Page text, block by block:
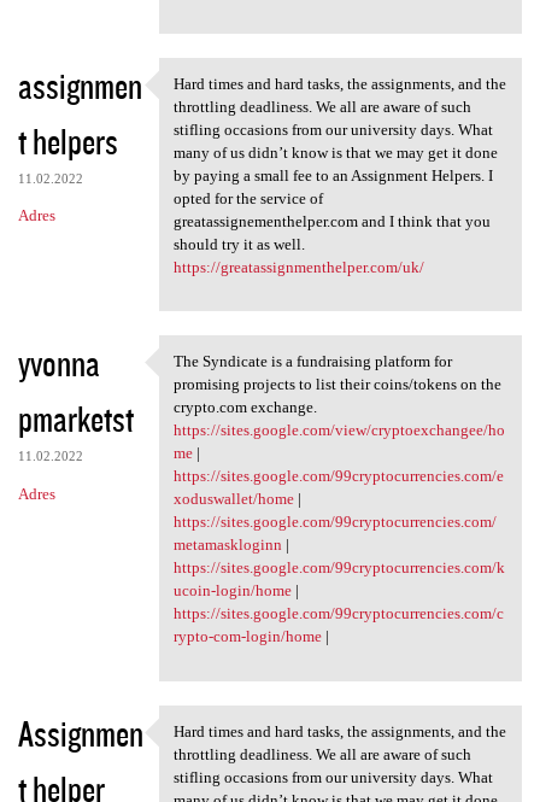
assignmen
t helpers
11.02.2022
Adres
Hard times and hard tasks,
Hard times and hard tasks, the assignments, and the
throttling deadliness. We all are aware of such
stifling occasions from our university days. What
many of us didn’t know is that we may get it done
by paying a small fee to an Assignment Helpers. I
opted for the service of
greatassignementhelper.com and I think that you
should try it as well.
https://greatassignmenthelper.com/uk/
yvonna
pmarketst
11.02.2022
Adres
The Syndicate is a
The Syndicate is a fundraising platform for
promising projects to list their coins/tokens on the
crypto.com exchange.
https://sites.google.com/view/cryptoexchangee/ho
me|
https://sites.google.com/99cryptocurrencies.com/e
xoduswallet/home|
https://sites.google.com/99cryptocurrencies.com/
metamaskloginn |
https://sites.google.com/99cryptocurrencies.com/k
ucoin-login/home|
https://sites.google.com/99cryptocurrencies.com/c
rypto-com-login/home|
Assignmen
t helper
Hard times and hard tasks,
Hard times and hard tasks, the assignments, and the
throttling deadliness. We all are aware of such
stifling occasions from our university days. What